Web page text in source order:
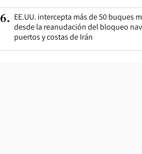
6. EE.UU. intercepta más de 50 buques
desde la reanudación del bloqueo
puertos y costas de Irán